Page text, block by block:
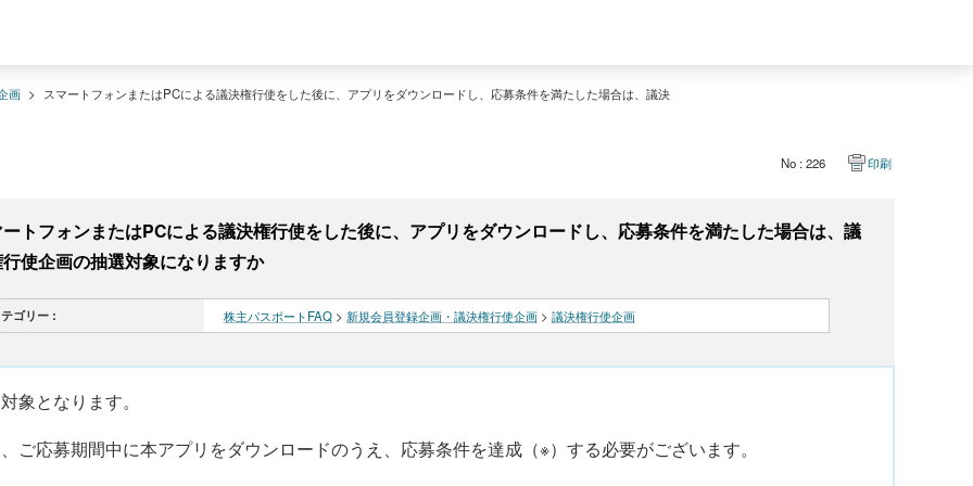
画 > スマートフォンまたはPCによる議決権行使をした後に、アプリをダウンロードし、応募条件を満たした場合は、議決
No : 226 印刷
トフォンまたはPCによる議決権行使をした後に、アプリをダウンロードし、応募条件を満たした場合は、議
使企画の抽選対象になりますか
ゴリー : 株主パスポートFAQ> 新規会員登録企画・議決権行使企画> 議決権行使企画
象となります。
ご応募期間中に本アプリをダウンロードのうえ、応募条件を達成（※）する必要がございます。